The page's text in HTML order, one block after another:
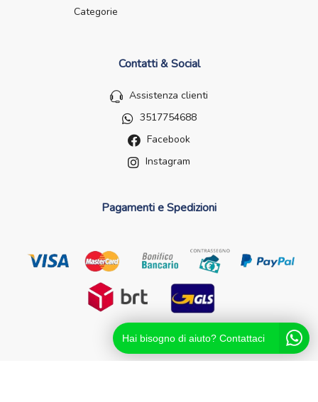
Categorie
Contatti & Social
Assistenza clienti
3517754688
Facebook
Instagram
Pagamenti e Spedizioni
Hai bisogno di aiuto? Contattaci